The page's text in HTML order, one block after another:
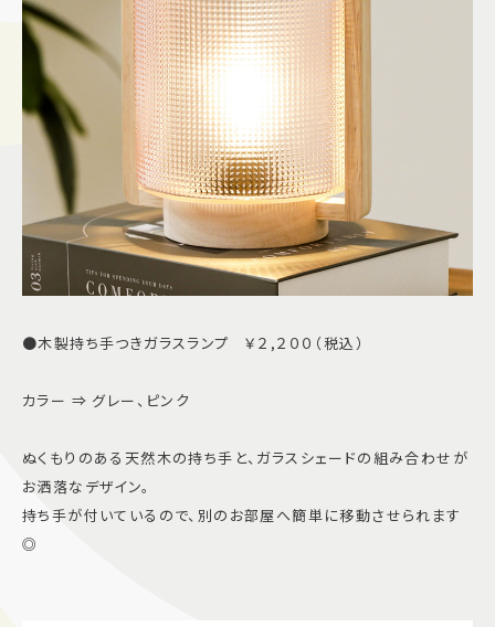
Follow US
●木製持ち手つきガラスランプ ￥２,２００（税込）
カラー ⇒ グレー、ピンク
ぬくもりのある天然木の持ち手と、ガラスシェードの組み合わせが
お洒落なデザイン。
持ち手が付いているので、別のお部屋へ簡単に移動させられます
◎